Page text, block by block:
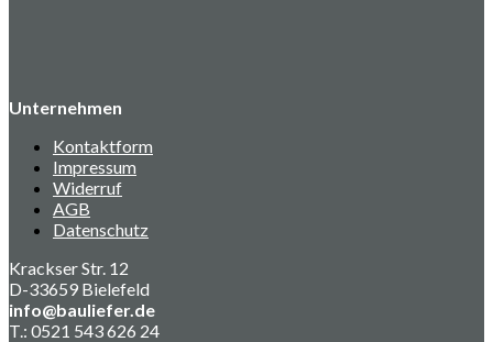
Unternehmen
Kontaktform
Impressum
Widerruf
AGB
Datenschutz
Krackser Str. 12
D-33659 Bielefeld
info@bauliefer.de
T.: 0521 543 626 24